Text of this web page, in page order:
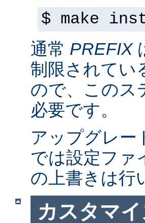
$ make
通常 PREFIX
制限されてい
ので、このス
必要です。
アップグレー
では設定ファ
の上書きは行
カスタマ